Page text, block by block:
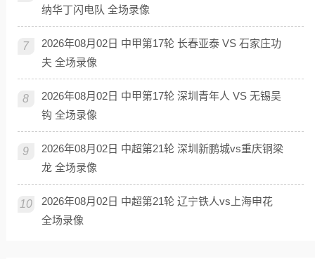
纳华丁闪电队 全场录像
7
2026年08月02日 中甲第17轮 长春亚泰 VS 石家庄功
夫 全场录像
8
2026年08月02日 中甲第17轮 深圳青年人 VS 无锡吴
钩 全场录像
9
2026年08月02日 中超第21轮 深圳新鹏城vs重庆铜梁
龙 全场录像
10
2026年08月02日 中超第21轮 辽宁铁人vs上海申花
全场录像